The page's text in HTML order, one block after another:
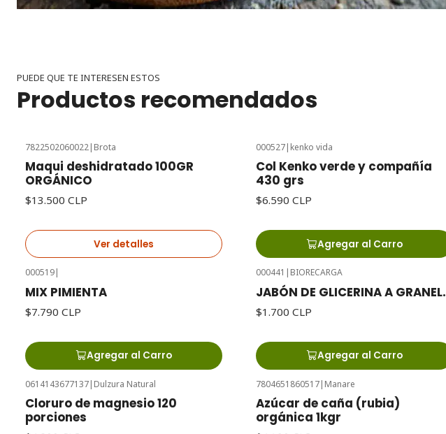
PUEDE QUE TE INTERESEN ESTOS
Productos recomendados
Agotado
7822502060022| Brota
Maqui deshidratado 100GR
ORGÁNICO
$13.500 CLP
Ver detalles
000527| kenko vida
Col Kenko verde y compañía
430 grs
$6.590 CLP
Agregar al Carro
000519|
MIX PIMIENTA
$7.790 CLP
Agregar al Carro
000441 | BIORECARGA
JABÓN DE GLICERINA A GRANEL.
$1.700 CLP
Agregar al Carro
0614143677137| Dulzura Natural
Cloruro de magnesio 120
porciones
7804651860517| Manare
Azúcar de caña (rubia)
orgánica 1kgr